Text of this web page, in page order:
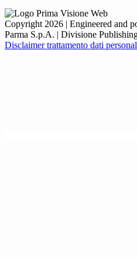
Copyright 2026 | Engineered and
Parma S.p.A. | Divisione
Disclaimer trattamento dati